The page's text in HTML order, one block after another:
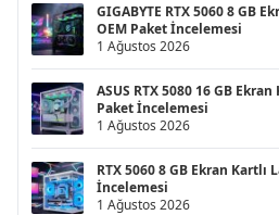
GIGABYTE RTX 5060 8 GB
OEM Paket İncelemesi
1 Ağustos 2026
ASUS RTX 5080 16 GB
Paket İncelemesi
1 Ağustos 2026
RTX 5060 8 GB Ekran Kartlı
İncelemesi
1 Ağustos 2026